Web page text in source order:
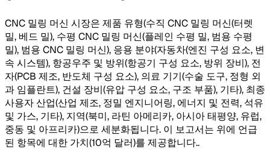
CNC 밀링 머신 시장은 제품 유형(수직 CNC 밀링 머신(터렛
밀, 베드 밀), 수평 CNC 밀링 머신(플레인 수평 밀, 범용 수평
밀), 범용 CNC 밀링 머신), 응용 분야(자동차(엔진 구성 요소, 변
속 시스템), 항공우주 및 방위(항공기 구성 요소, 방위 장비), 전
자(PCB 제조, 반도체 구성 요소), 의료 기기(수술 도구, 정형 외
과 임플란트), 건설 장비(유압 구성 요소, 구조 부품), 기타), 최종
사용자 산업(산업 제조, 정밀 엔지니어링, 에너지 및 전력, 석유
및 가스, 기타), 지역(북미, 라틴 아메리카, 아시아 태평양, 유럽,
중동 및 아프리카)으로 세분화됩니다. 이 보고서는 위에 언급
된 항목에 대한 가치(10억 달러)를 제공합니다..